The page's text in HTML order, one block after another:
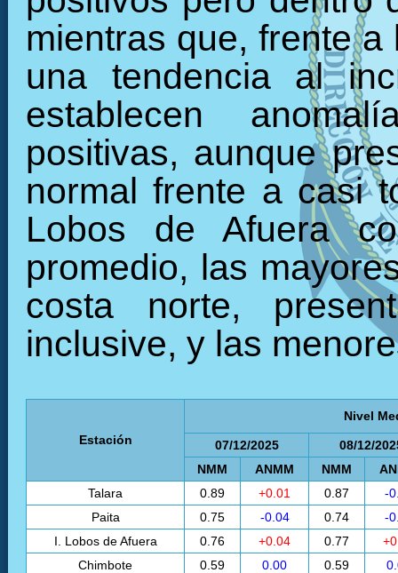
mientras que, frente
una tendencia al
establecen
positivas, aunque
normal frente a casi
Lobos de Afuera
promedio, las
costa norte,
inclusive, y las
Estación
Nivel
07/12/2025
08/12/
NMM
ANMM NMM
Talara
0.89 +0.01 0.87
-
Paita
0.75 -0.04 0.74
-
I. Lobos de Afuera
0.76 +0.04 0.77
Chimbote
0.59 0.00 0.59